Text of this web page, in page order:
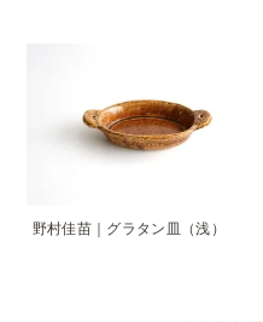
野村佳苗｜グラタン皿（浅）